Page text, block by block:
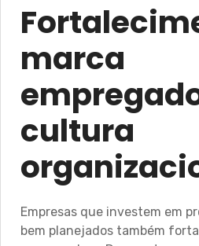
marca
cultura
Empresas que investem em
bem planejados também